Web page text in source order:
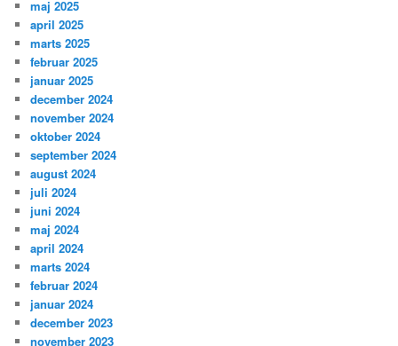
maj 2025
april 2025
marts 2025
februar 2025
januar 2025
december 2024
november 2024
oktober 2024
september 2024
august 2024
juli 2024
juni 2024
maj 2024
april 2024
marts 2024
februar 2024
januar 2024
december 2023
november 2023